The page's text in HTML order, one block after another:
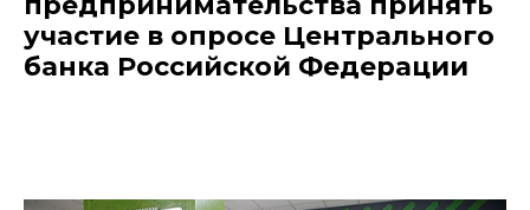
участие в опросе Центрального
банка Российской Федерации